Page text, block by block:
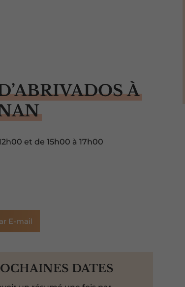
À
et de 15h00 à 17h00
E-mail
DATES